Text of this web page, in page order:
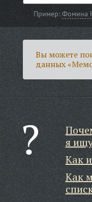
Пример:Фомина
Вы можете
данных
я
Как
Как